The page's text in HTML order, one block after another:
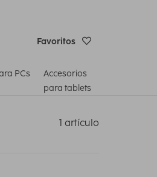
Favoritos
PCs
Accesorios
para tablets
1 artículo